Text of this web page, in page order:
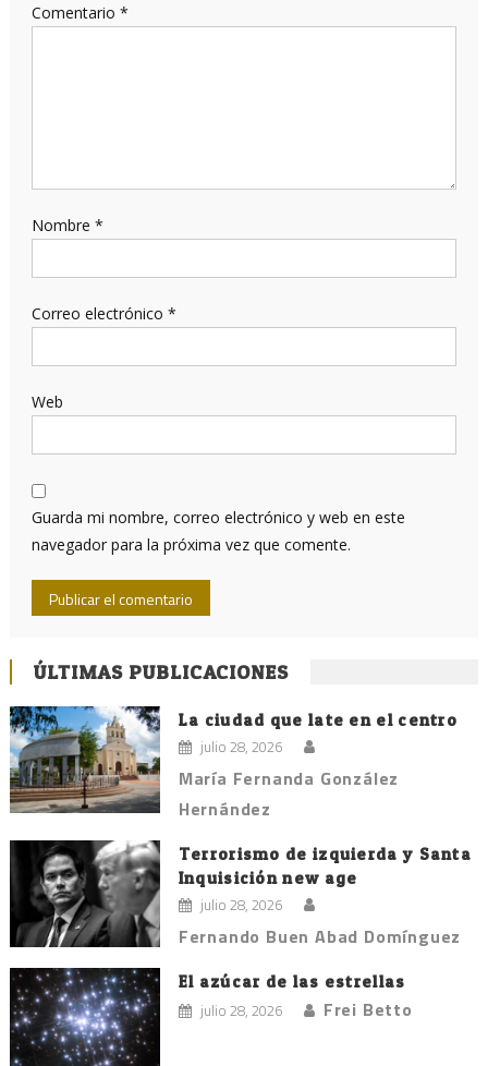
Comentario *
Nombre *
Correo electrónico *
Web
Guarda mi nombre, correo electrónico y web en este
navegador para la próxima vez que comente.
ÚLTIMAS PUBLICACIONES
La ciudad que late en el centro
julio 28, 2026
María Fernanda González
Hernández
Terrorismo de izquierda y Santa
Inquisición new age
julio 28, 2026
Fernando Buen Abad Domínguez
El azúcar de las estrellas
julio 28, 2026 Frei Betto